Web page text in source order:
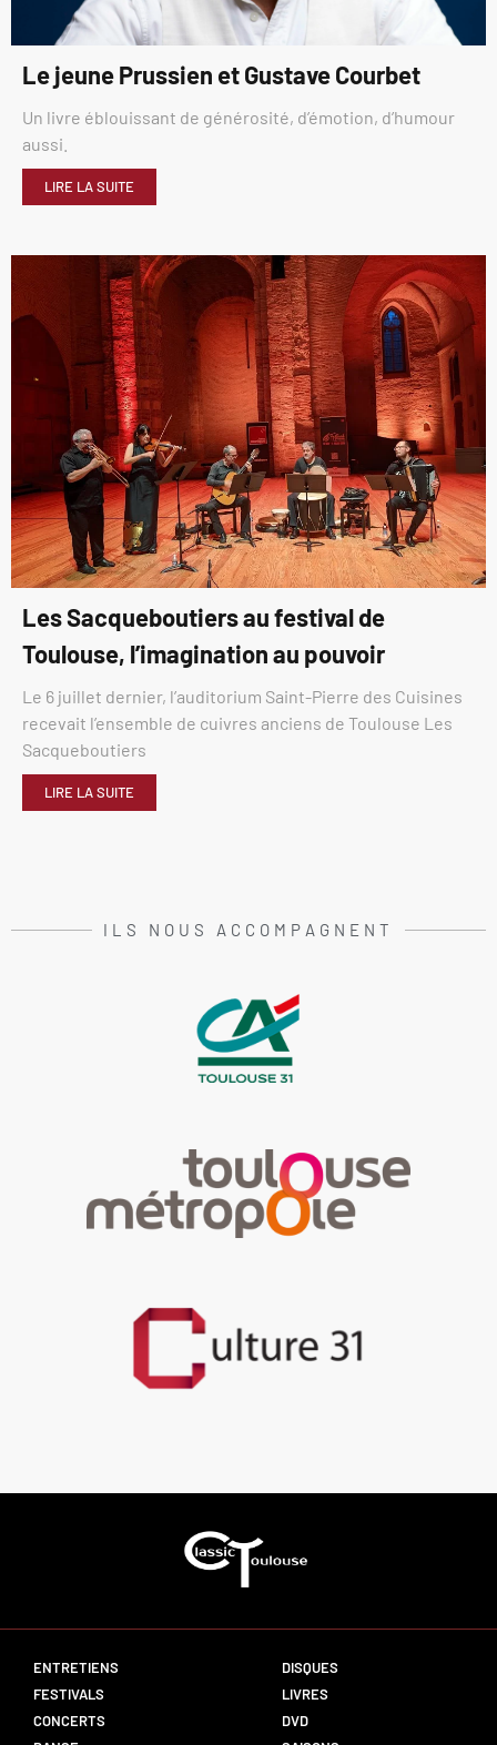
Le jeune Prussien et Gustave Courbet
Un livre éblouissant de générosité, d’émotion, d’humour
aussi.
LIRE LA SUITE
Les Sacqueboutiers au festival de
Toulouse, l’imagination au pouvoir
Le 6 juillet dernier, l’auditorium Saint-Pierre des Cuisines
recevait l’ensemble de cuivres anciens de Toulouse Les
Sacqueboutiers
LIRE LA SUITE
ILS NOUS ACCOMPAGNENT
ENTRETIENS
FESTIVALS
CONCERTS
DISQUES
LIVRES
DVD